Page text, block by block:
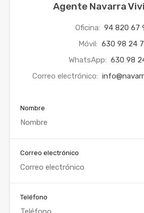
Agente Navarra
Oficina: 94 820 67
Móvil: 630 98 24
WhatsApp: 630 98
Correo electrónico:
Nombre
Correo electrónico
Teléfono